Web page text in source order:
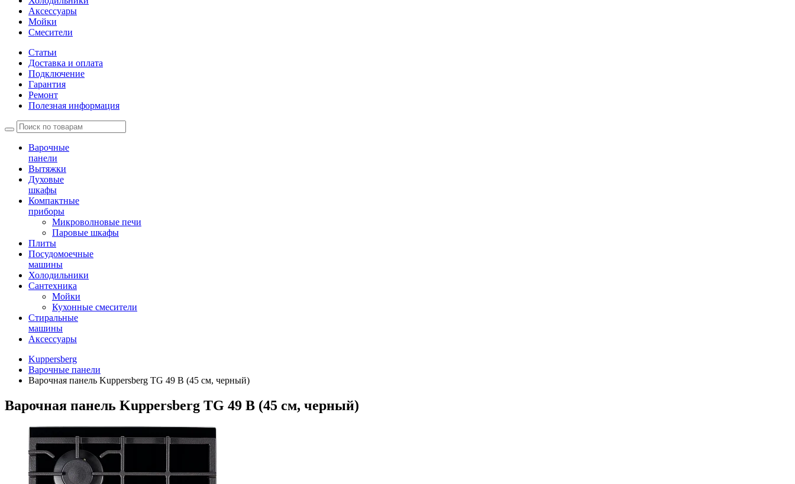
Аксессуары
Мойки
Cмесители
Статьи
Доставка и оплата
Подключение
Гарантия
Ремонт
Полезная информация
Варочные
панели
Вытяжки
Духовые
шкафы
Компактные
приборы
Микроволновые печи
Паровые шкафы
Плиты
Посудомоечные
машины
Холодильники
Сантехника
Мойки
Кухонные смесители
Стиральные
машины
Аксессуары
Kuppersberg
Варочные панели
Варочная панель Kuppersberg TG 49 B (45 см, черный)
Варочная панель Kuppersberg TG 49 B (45 см, черный)